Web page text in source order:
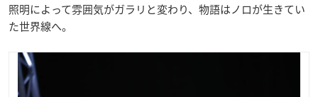
照明によって雰囲気がガラリと変わり、物語はノロが生きてい
た世界線へ。